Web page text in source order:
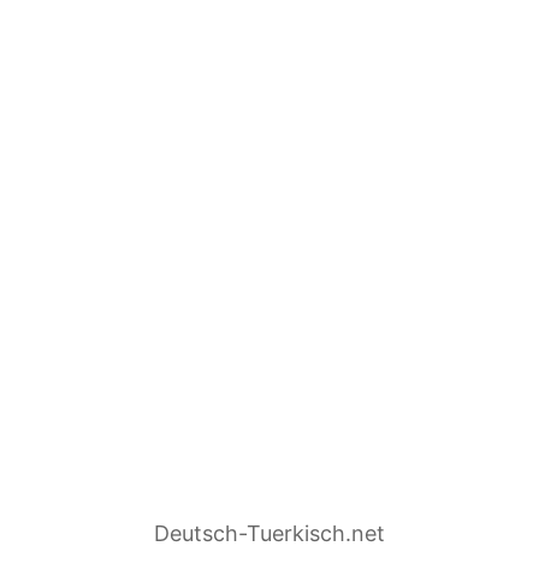
Deutsch-Tuerkisch.net